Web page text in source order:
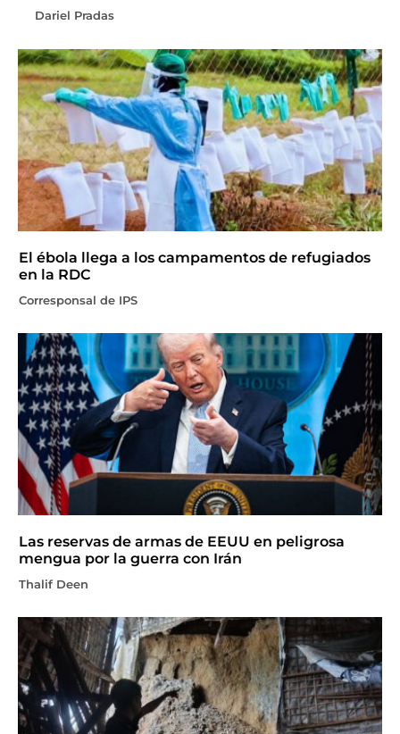
Dariel Pradas
El ébola llega a los campamentos de refugiados
en la RDC
Corresponsal de IPS
Las reservas de armas de EEUU en peligrosa
mengua por la guerra con Irán
Thalif Deen